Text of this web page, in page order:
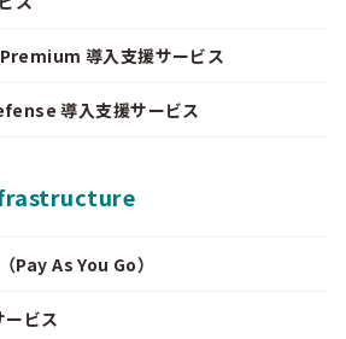
導入支援サービス
導入支援サービス
Pay As You Go）
ービス